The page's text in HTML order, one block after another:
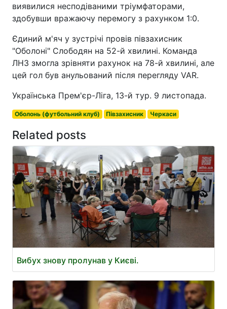
виявилися несподіваними тріумфаторами,
здобувши вражаючу перемогу з рахунком 1:0.
Єдиний м'яч у зустрічі провів півзахисник
"Оболоні" Слободян на 52-й хвилині. Команда
ЛНЗ змогла зрівняти рахунок на 78-й хвилині, але
цей гол був анульований після перегляду VAR.
Українська Прем'єр-Ліга, 13-й тур. 9 листопада.
Оболонь (футбольний клуб) Півзахисник Черкаси
Related posts
Вибух знову пролунав у Києві.